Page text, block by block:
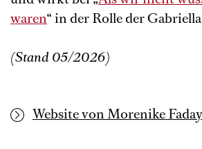
waren“ in der Rolle der
(Stand 05/2026)
Website von Morenike